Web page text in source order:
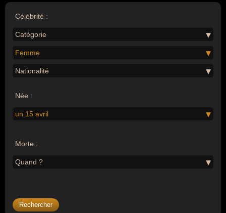
Célébrité :
Catégorie
Femme
Nationalité
Née :
un 15 avril
Morte :
Quand ?